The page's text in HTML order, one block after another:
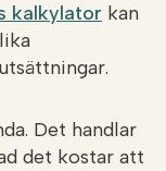
kalkylator kan
Det handlar
det kostar att